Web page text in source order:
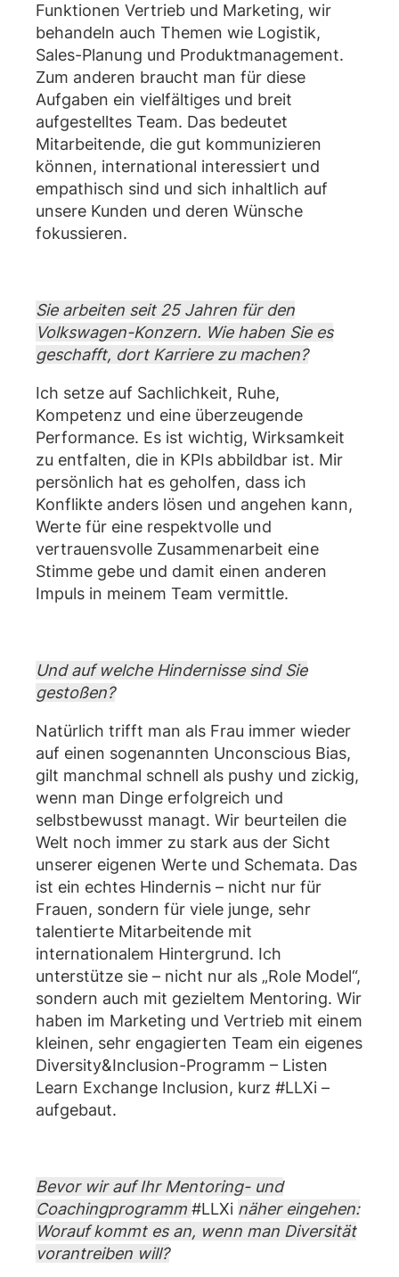
Funktionen Vertrieb und Marketing, wir
behandeln auch Themen wie Logistik,
Sales-Planung und Produktmanagement.
Zum anderen braucht man für diese
Aufgaben ein vielfältiges und breit
aufgestelltes Team. Das bedeutet
Mitarbeitende, die gut kommunizieren
können, international interessiert und
empathisch sind und sich inhaltlich auf
unsere Kunden und deren Wünsche
fokussieren.
Sie arbeiten seit 25 Jahren für den
Volkswagen-Konzern. Wie haben Sie es
geschafft, dort Karriere zu machen?
Ich setze auf Sachlichkeit, Ruhe,
Kompetenz und eine überzeugende
Performance. Es ist wichtig, Wirksamkeit
zu entfalten, die in KPIs abbildbar ist. Mir
persönlich hat es geholfen, dass ich
Konflikte anders lösen und angehen kann,
Werte für eine respektvolle und
vertrauensvolle Zusammenarbeit eine
Stimme gebe und damit einen anderen
Impuls in meinem Team vermittle.
Und auf welche Hindernisse sind Sie
gestoßen?
Natürlich trifft man als Frau immer wieder
auf einen sogenannten Unconscious Bias,
gilt manchmal schnell als pushy und zickig,
wenn man Dinge erfolgreich und
selbstbewusst managt. Wir beurteilen die
Welt noch immer zu stark aus der Sicht
unserer eigenen Werte und Schemata. Das
ist ein echtes Hindernis – nicht nur für
Frauen, sondern für viele junge, sehr
talentierte Mitarbeitende mit
internationalem Hintergrund. Ich
unterstütze sie – nicht nur als „Role Model“,
sondern auch mit gezieltem Mentoring. Wir
haben im Marketing und Vertrieb mit einem
kleinen, sehr engagierten Team ein eigenes
Diversity&Inclusion-Programm – Listen
Learn Exchange Inclusion, kurz #LLXi –
aufgebaut.
Bevor wir auf Ihr Mentoring- und
Coachingprogramm #LLXi näher eingehen:
Worauf kommt es an, wenn man Diversität
vorantreiben will?